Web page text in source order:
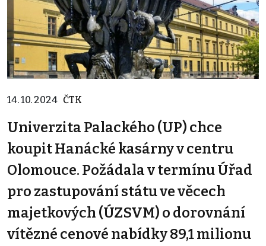
14. 10. 2024 ČTK
Univerzita Palackého (UP) chce
koupit Hanácké kasárny v centru
Olomouce. Požádala v termínu Úřad
pro zastupování státu ve věcech
majetkových (ÚZSVM) o dorovnání
vítězné cenové nabídky 89,1 milionu